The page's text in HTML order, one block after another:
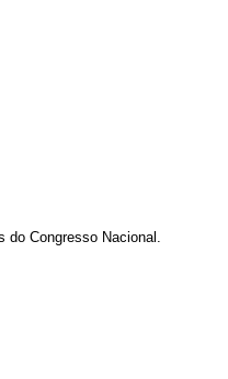
Congresso Nacional.